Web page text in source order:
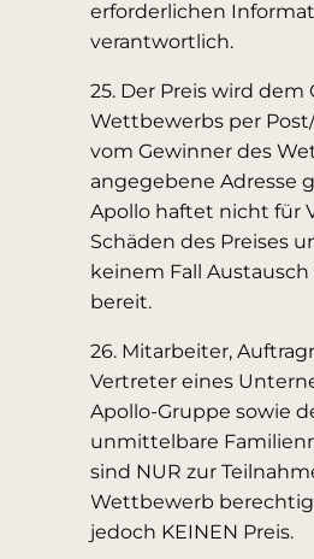
erforderlichen
verantwortlich.
25. Der Preis wird dem
Wettbewerbs per
vom Gewinner des
angegebene Adresse
Apollo haftet nicht für
Schäden des Preises
keinem Fall Austausch
bereit.
26. Mitarbeiter,
Vertreter eines
Apollo-Gruppe sowie
unmittelbare
sind NUR zur
Wettbewerb
jedoch KEINEN Preis.